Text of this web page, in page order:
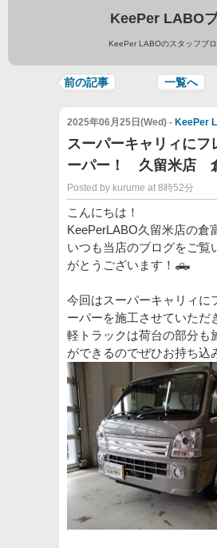
KeePer LABO
KeePer LABOのスタッフブロ
前の記事 一覧へ
2025年06月25日(Wed) - KeePer
スーパーキャリィにフ
ーパー！ 久留米店
Posted by kurume at 8時52分
こんにちは！
KeePerLABO久留米店の倉
いつも当店のブログをご覧
がとうございます！🛻
今回はスーパーキャリィに
ーパーを施工させていただ
軽トラックは荷台の部分も
ができるのでぜひお持ち込